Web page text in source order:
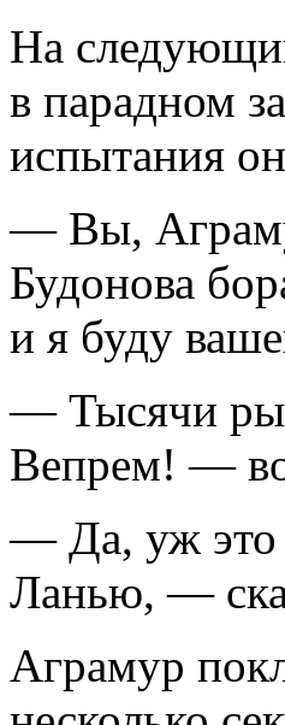
На
в парадном
испытания
— Вы,
Будонова
и я буду
— Тысячи
Вепрем! —
— Да, уж это
Ланью, —
Аграмур